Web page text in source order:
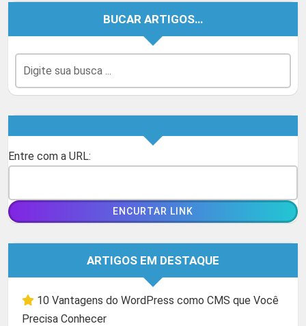
BUCAR ARTIGOS…
Entre com a URL:
ARTIGOS EM DESTAQUE
10 Vantagens do WordPress como CMS que Você
Precisa Conhecer